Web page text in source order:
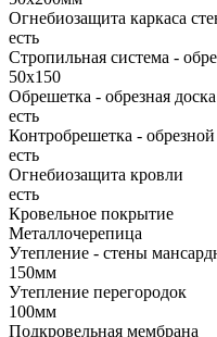
Огнебиозащита каркаса
есть
Стропильная система -
50х150
Обрешетка - обрезная
есть
Контробрешетка -
есть
Огнебиозащита кровли
есть
Кровельное покрытие
Металлочерепица
Утепление - стены
150мм
Утепление перегородок
100мм
Подкровельная мембрана